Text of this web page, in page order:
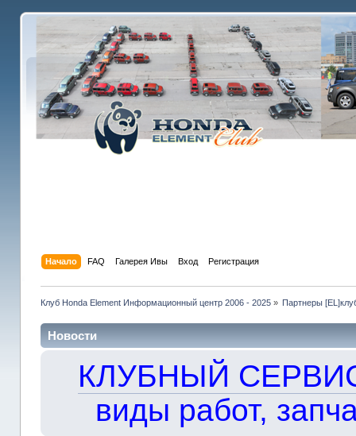
Начало FAQ Галерея Ивы Вход Регистрация
Клуб Honda Element Информационный центр 2006 - 2025» Партнеры
Новости
КЛУБНЫЙ
виды работ,